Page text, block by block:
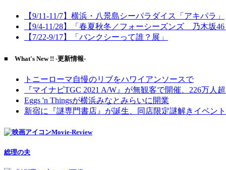
【9/11-11/7】横浜・八景島シーパラダイス「アキパラ」
【9/4-11/28】「春夏秋冬／フォーシーズンズ 乃木坂46
【7/22-9/17】「バンクシーって誰？展」
■ What's New !! -更新情報-
トニーローマ自慢のリブをハワイアンソースで
『マイナビTGC 2021 A/W』が無観客で開催、226万人
Eggs 'n Thingsが横浜みなとみらいに開業
新宿に『謎専門書店』が誕生、同店限定謎解きイベン
Movie-Review
総理の夫